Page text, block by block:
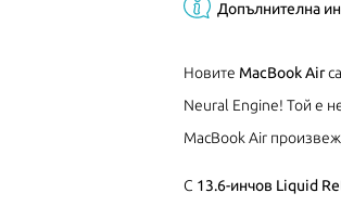
Допълнителна
Новите MacBook Air
Neural Engine! Той е
MacBook Air
С 13.6-инчов Liquid